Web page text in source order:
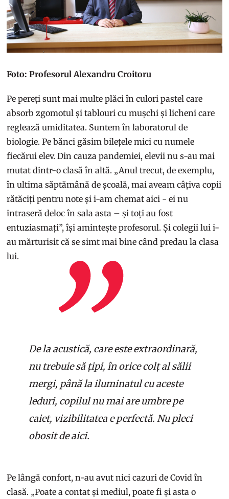
Foto: Profesorul Alexandru Croitoru
Pe pereți sunt mai multe plăci în culori pastel care
absorb zgomotul și tablouri cu mușchi și licheni care
reglează umiditatea. Suntem în laboratorul de
biologie. Pe bănci găsim bilețele mici cu numele
fiecărui elev. Din cauza pandemiei, elevii nu s-au mai
mutat dintr-o clasă în altă. „Anul trecut, de exemplu,
în ultima săptămână de școală, mai aveam câțiva copii
rătăciți pentru note și i-am chemat aici - ei nu
intraseră deloc în sala asta – și toți au fost
entuziasmați”, își amintește profesorul. Și colegii lui i-
au mărturisit că se simt mai bine când predau la clasa
lui.
De la acustică, care este extraordinară,
nu trebuie să țipi, în orice colț al sălii
mergi, până la iluminatul cu aceste
leduri, copilul nu mai are umbre pe
caiet, vizibilitatea e perfectă. Nu pleci
obosit de aici.
Pe lângă confort, n-au avut nici cazuri de Covid în
clasă. „Poate a contat și mediul, poate fi și asta o